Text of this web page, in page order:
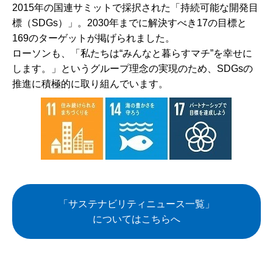
2015年の国連サミットで採択された「持続可能な開発目
標（SDGs）」。2030年までに解決すべき17の目標と
169のターゲットが掲げられました。
ローソンも、「私たちは“みんなと暮らすマチ”を幸せに
します。」というグループ理念の実現のため、SDGsの
推進に積極的に取り組んでいます。
「サステナビリティニュース一覧」
についてはこちらへ